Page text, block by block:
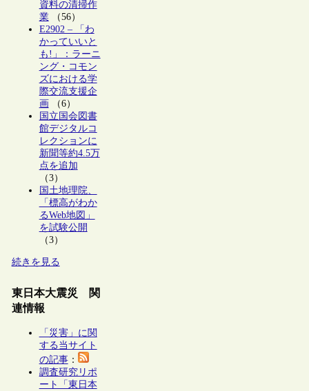
資料の清掃作
業（56）
E2902 – 「わ
かっていいと
も!」：ラーニ
ング・コモン
ズにおける学
際交流支援企
画（6）
国立国会図書
館デジタルコ
レクションに
新聞等約4.5万
点を追加
（3）
国土地理院、
「標高がわか
るWeb地図」
を試験公開
（3）
続きを見る
東日本大震災 関
連情報
「災害」に関
する当サイト
の記事：
調査研究リポ
ート「東日本